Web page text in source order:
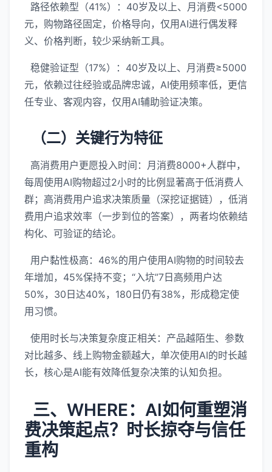
路径依赖型（41%）：40岁及以上、月消费<5000
元，购物路径固定，价格导向，仅用AI进行偶发释
义、价格判断，较少采纳新工具。
稳健验证型（17%）：40岁及以上、月消费≥5000
元，依赖过往经验或品牌忠诚，AI使用频率低，更信
任专业、客观内容，仅用AI辅助验证决策。
（二）关键行为特征
高消费用户更愿投入时间：月消费8000+人群中，
每周使用AI购物超过2小时的比例显著高于低消费人
群；高消费用户追求决策质量（深挖证据链），低消
费用户追求效率（一步到位的答案），两者均依赖结
构化、可验证的结论。
用户黏性极高：46%的用户使用AI购物的时间较去
年增加，45%保持不变；“入坑”7日高频用户达
50%，30日达40%，180日仍有38%，形成稳定使
用习惯。
使用时长与决策复杂度正相关：产品越陌生、参数
对比越多、线上购物金额越大，单次使用AI的时长越
长，核心是AI能有效降低复杂决策的认知负担。
三、WHERE：AI如何重塑消
费决策起点？时长掠夺与信任
重构